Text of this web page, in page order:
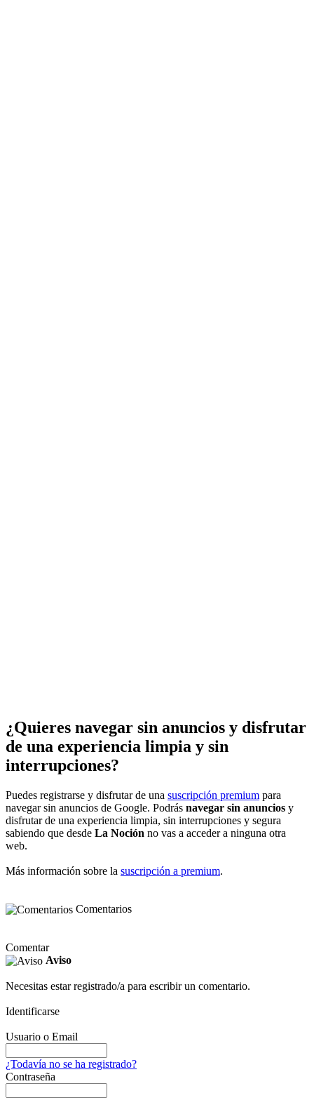
¿Quieres navegar sin anuncios y disfrutar
de una experiencia limpia y sin
interrupciones?
Puedes registrarse y disfrutar de una suscripción premium para
navegar sin anuncios de Google. Podrás navegar sin anuncios y
disfrutar de una experiencia limpia, sin interrupciones y segura
sabiendo que desde La Noción no vas a acceder a ninguna otra
web.
Más información sobre la suscripción a premium.
Comentarios
Comentar
Aviso
Necesitas estar registrado/a para escribir un comentario.
Identificarse
Usuario o Email
¿Todavía no se ha registrado?
Contraseña